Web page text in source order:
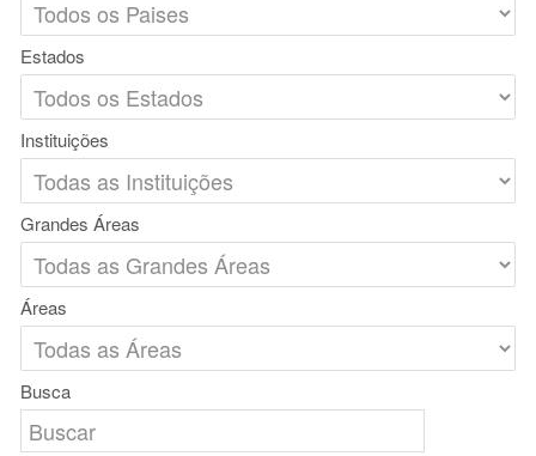
Estados
Instituições
Grandes Áreas
Áreas
Busca